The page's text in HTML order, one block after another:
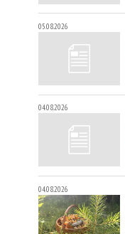
05.08.2026
04.08.2026
04.08.2026